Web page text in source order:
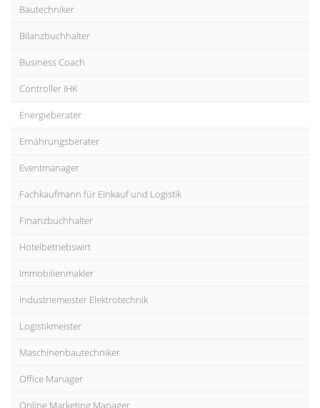
Bautechniker
Bilanzbuchhalter
Business Coach
Controller IHK
Energieberater
Ernährungsberater
Eventmanager
Fachkaufmann für Einkauf und Logistik
Finanzbuchhalter
Hotelbetriebswirt
Immobilienmakler
Industriemeister Elektrotechnik
Logistikmeister
Maschinenbautechniker
Office Manager
Online Marketing Manager